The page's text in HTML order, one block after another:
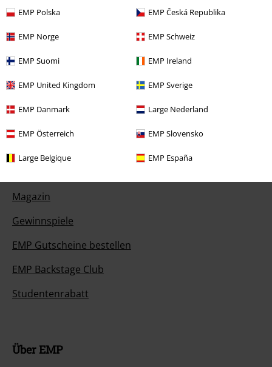
EMP Polska EMP Česká Republika
EMP Norge EMP Schweiz
EMP Suomi EMP Ireland
EMP United Kingdom EMP Sverige
EMP Danmark Large Nederland
EMP Österreich EMP Slovensko
Large Belgique EMP España
Rückgaberichtlinien
Artikel zurücksenden
Größentabelle
BSC Mitgliedschaft kündigen
Zahlungsarten
Magazin
Gewinnspiele
EMP Gutscheine bestellen
EMP Backstage Club
Studentenrabatt
Über EMP